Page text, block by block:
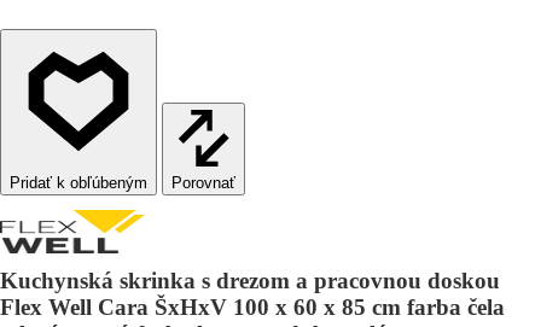
Porovnať
Kuchynská skrinka s drezom a pracovnou doskou
Flex Well Cara ŠxHxV 100 x 60 x 85 cm farba čela